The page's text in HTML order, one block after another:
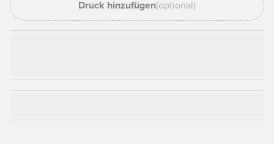
Druck hinzufügen(optional)